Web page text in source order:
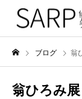
ブログ 翁
翁ひろみ展